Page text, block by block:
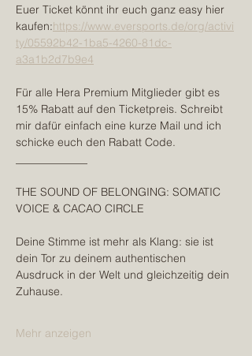
Euer Ticket könnt ihr euch ganz easy hier
kaufen:https://www.eversports.de/org/activi
ty/05592b42-1ba5-4260-81dc-
a3a1b2d7b9e4
Für alle Hera Premium Mitglieder gibt es
15% Rabatt auf den Ticketpreis. Schreibt
mir dafür einfach eine kurze Mail und ich
schicke euch den Rabatt Code.
THE SOUND OF BELONGING: SOMATIC
VOICE & CACAO CIRCLE
Deine Stimme ist mehr als Klang: sie ist
dein Tor zu deinem authentischen
Ausdruck in der Welt und gleichzeitig dein
Zuhause.
Mehr anzeigen